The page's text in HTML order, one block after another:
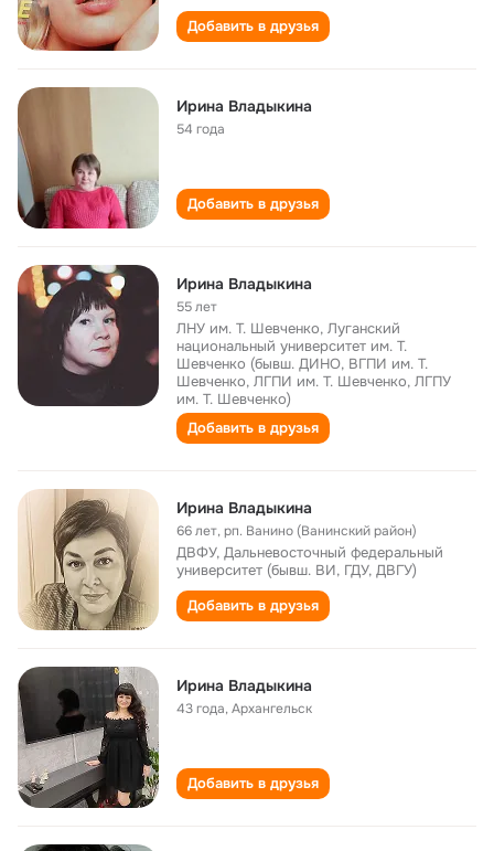
Добавить в друзья
Ирина Владыкина
54 года
Добавить в друзья
Ирина Владыкина
55 лет
ЛНУ им. Т. Шевченко, Луганский
национальный университет им. Т.
Шевченко (бывш. ДИНО, ВГПИ им. Т.
Шевченко, ЛГПИ им. Т. Шевченко, ЛГПУ
им. Т. Шевченко)
Добавить в друзья
Ирина Владыкина
66 лет,рп. Ванино (Ванинский район)
ДВФУ, Дальневосточный федеральный
университет (бывш. ВИ, ГДУ, ДВГУ)
Добавить в друзья
Ирина Владыкина
43 года,Архангельск
Добавить в друзья